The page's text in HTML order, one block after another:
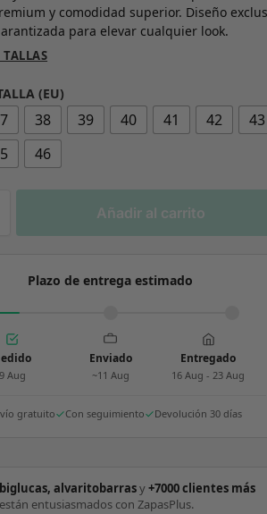
y comodidad superior. Diseño
para elevar cualquier look.
(EU)
38 39 40 41 42
43
46
Añadir al carrito
Plazo de entrega estimado
Aug
Enviado
~11 Aug
Entregado
16 Aug - 23 Aug
gratuito Con seguimiento Devolución 30 días
biglucas, alvaritobarrasy+7000 clientes más
están entusiasmados con ZapasPlus.